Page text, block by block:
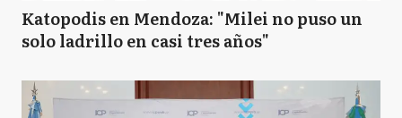
Katopodis en Mendoza: "Milei no puso un
solo ladrillo en casi tres años"